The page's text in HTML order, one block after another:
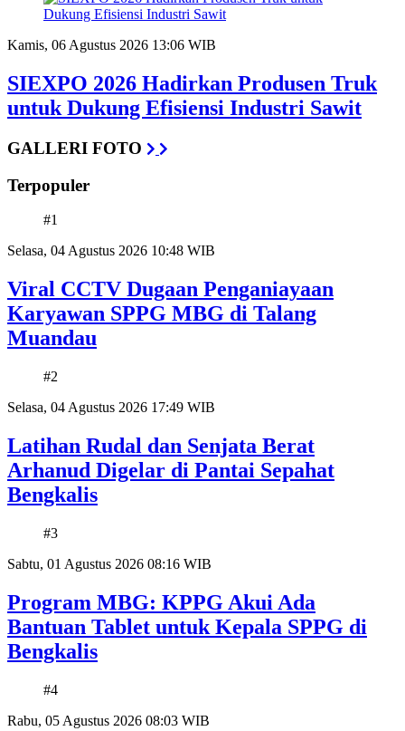
Kamis, 06 Agustus 2026 13:06 WIB
SIEXPO 2026 Hadirkan Produsen Truk
untuk Dukung Efisiensi Industri Sawit
GALLERI FOTO
Terpopuler
#1
Selasa, 04 Agustus 2026 10:48 WIB
Viral CCTV Dugaan Penganiayaan
Karyawan SPPG MBG di Talang
Muandau
#2
Selasa, 04 Agustus 2026 17:49 WIB
Latihan Rudal dan Senjata Berat
Arhanud Digelar di Pantai Sepahat
Bengkalis
#3
Sabtu, 01 Agustus 2026 08:16 WIB
Program MBG: KPPG Akui Ada
Bantuan Tablet untuk Kepala SPPG di
Bengkalis
#4
Rabu, 05 Agustus 2026 08:03 WIB